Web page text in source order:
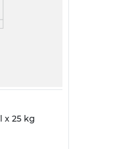
x 25 kg